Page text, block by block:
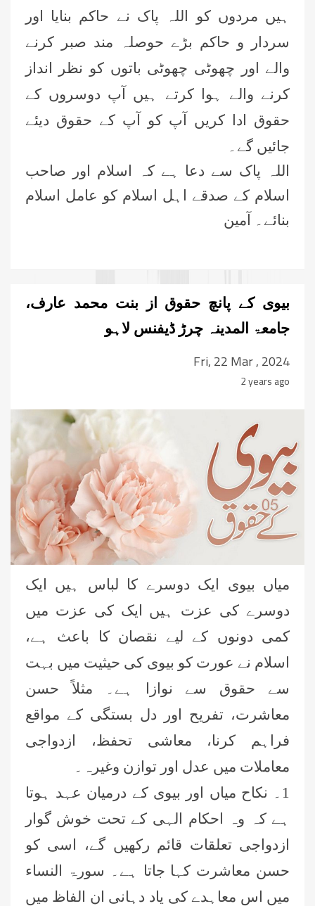
ہیں مردوں کو اللہ پاک نے حاکم بنایا اور
سردار و حاکم بڑے حوصلہ مند صبر کرنے
والے اور چھوٹی چھوٹی باتوں کو نظر انداز
کرنے والے ہوا کرتے ہیں آپ دوسروں کے
حقوق ادا کریں آپ کو آپ کے حقوق دیئے
جائیں گے۔
اللہ پاک سے دعا ہے کہ اسلام اور صاحب
اسلام کے صدقے اہل اسلام کو عامل اسلام
بنائے۔ آمین
بیوی کے پانچ حقوق از بنت محمد عارف،
جامعۃ المدینہ چرڑ ڈیفنس لاہو
Fri, 22 Mar , 2024
2 years ago
میاں بیوی ایک دوسرے کا لباس ہیں ایک
دوسرے کی عزت ہیں ایک کی عزت میں
کمی دونوں کے لیے نقصان کا باعث ہے،
اسلام نے عورت کو بیوی کی حیثیت میں بہت
سے حقوق سے نوازا ہے۔ مثلاً حسن
معاشرت، تفریح اور دل بستگی کے مواقع
فراہم کرنا، معاشی تحفظ، ازدواجی
معاملات میں عدل اور توازن وغیرہ۔
1۔ نکاح میاں اور بیوی کے درمیان عہد ہوتا
ہے کہ وہ احکام الہی کے تحت خوش گوار
ازدواجی تعلقات قائم رکھیں گے، اسی کو
حسن معاشرت کہا جاتا ہے۔ سورۃ النساء
میں اس معاہدے کی یاد دہانی ان الفاظ میں